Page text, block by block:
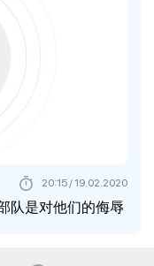
队是对他们的侮辱
20:15 / 19.02.2020